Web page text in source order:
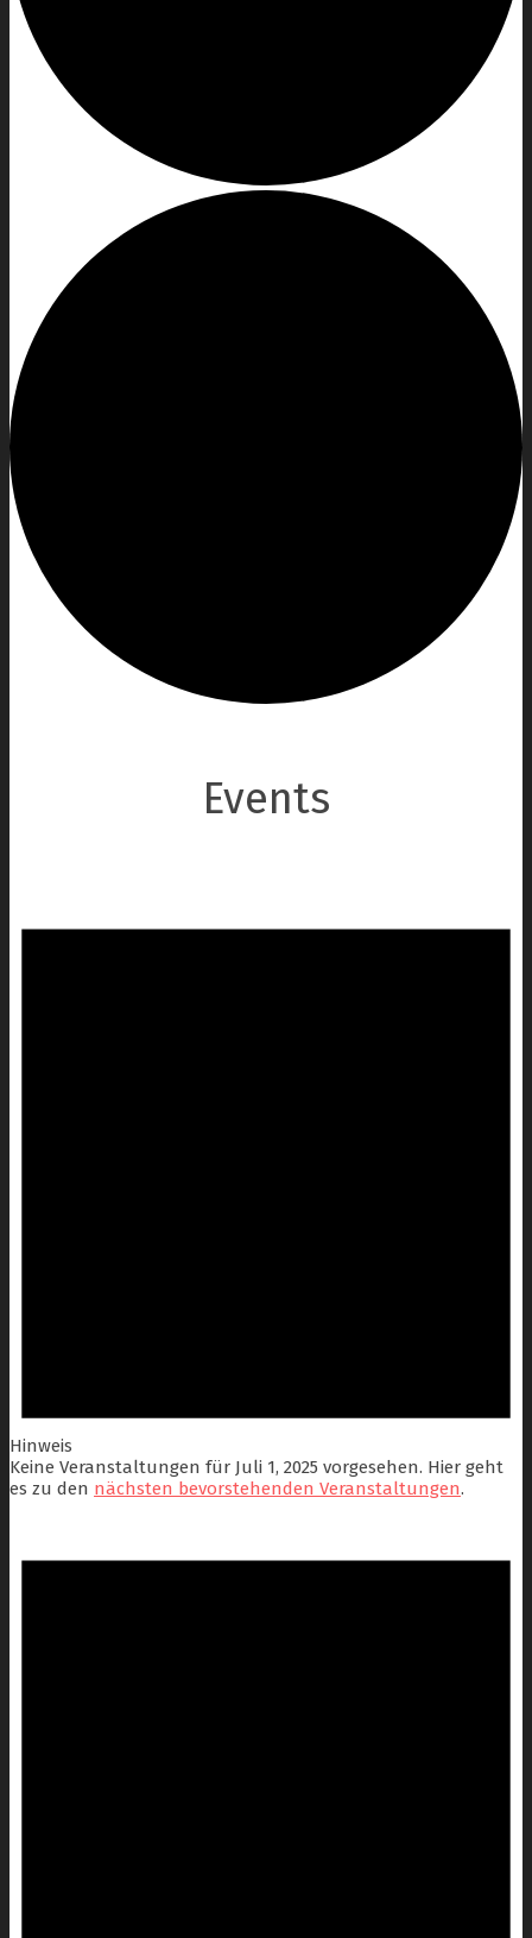
Events
Hinweis
Keine Veranstaltungen für Juli 1, 2025 vorgesehen. Hier geht
es zu den nächsten bevorstehenden Veranstaltungen.